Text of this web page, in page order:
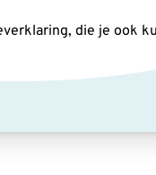
die je ook